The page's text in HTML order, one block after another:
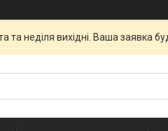
неділя вихідні. Ваша заявка